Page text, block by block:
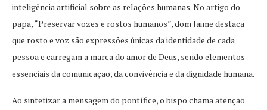
inteligência artificial sobre as relações humanas. No artigo do
papa, “Preservar vozes e rostos humanos”, dom Jaime destaca
que rosto e voz são expressões únicas da identidade de cada
pessoa e carregam a marca do amor de Deus, sendo elementos
essenciais da comunicação, da convivência e da dignidade humana.
Ao sintetizar a mensagem do pontífice, o bispo chama atenção